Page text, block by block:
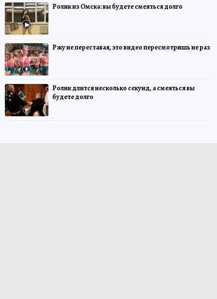
Ролик из Омска: вы будете смеяться долго
Ржу не переставая, это видео пересмотришь не раз
Ролик длится несколько секунд, а смеяться вы
будете долго